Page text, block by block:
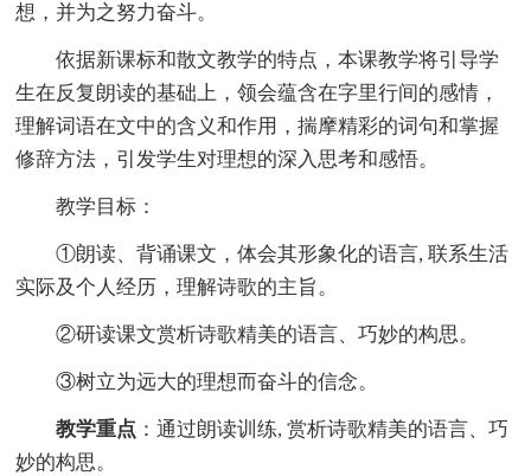
想，并为之努力奋斗。
依据新课标和散文教学的特点，本课教学将引导学
生在反复朗读的基础上，领会蕴含在字里行间的感情，
理解词语在文中的含义和作用，揣摩精彩的词句和掌握
修辞方法，引发学生对理想的深入思考和感悟。
教学目标：
①朗读、背诵课文，体会其形象化的语言, 联系生活
实际及个人经历，理解诗歌的主旨。
②研读课文赏析诗歌精美的语言、巧妙的构思。
③树立为远大的理想而奋斗的信念。
教学重点 ：通过朗读训练, 赏析诗歌精美的语言、巧
妙的构思。